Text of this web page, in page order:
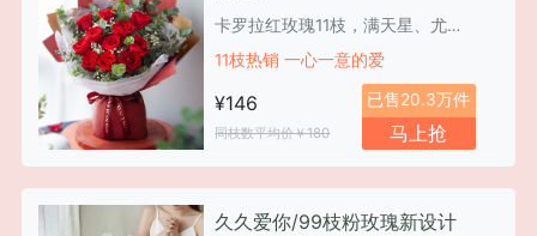
卡罗拉红玫瑰11枝，满天星、尤加利
11枝热销 一心一意的爱
¥146
同枝数平均价￥180
已售20.3万件
马上抢
久久爱你/99枝粉玫瑰新设计